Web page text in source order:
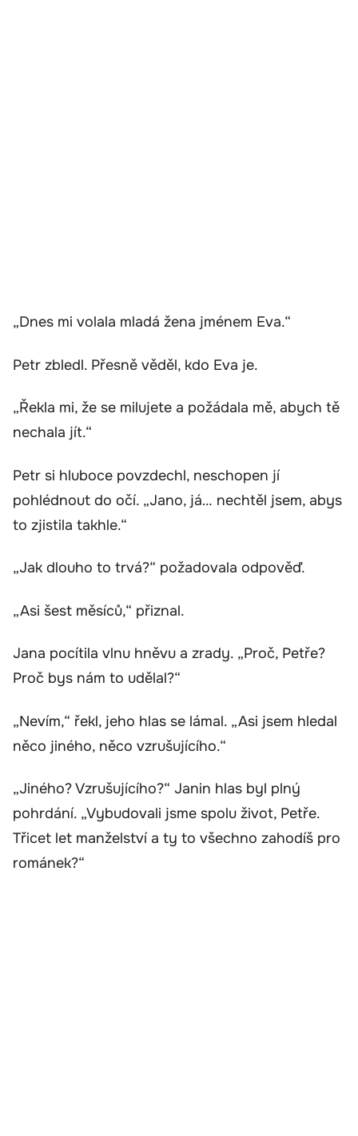
„Dnes mi volala mladá žena jménem Eva.“
Petr zbledl. Přesně věděl, kdo Eva je.
„Řekla mi, že se milujete a požádala mě, abych tě
nechala jít.“
Petr si hluboce povzdechl, neschopen jí
pohlédnout do očí. „Jano, já… nechtěl jsem, abys
to zjistila takhle.“
„Jak dlouho to trvá?“ požadovala odpověď.
„Asi šest měsíců,“ přiznal.
Jana pocítila vlnu hněvu a zrady. „Proč, Petře?
Proč bys nám to udělal?“
„Nevím,“ řekl, jeho hlas se lámal. „Asi jsem hledal
něco jiného, něco vzrušujícího.“
„Jiného? Vzrušujícího?“ Janin hlas byl plný
pohrdání. „Vybudovali jsme spolu život, Petře.
Třicet let manželství a ty to všechno zahodíš pro
románek?“